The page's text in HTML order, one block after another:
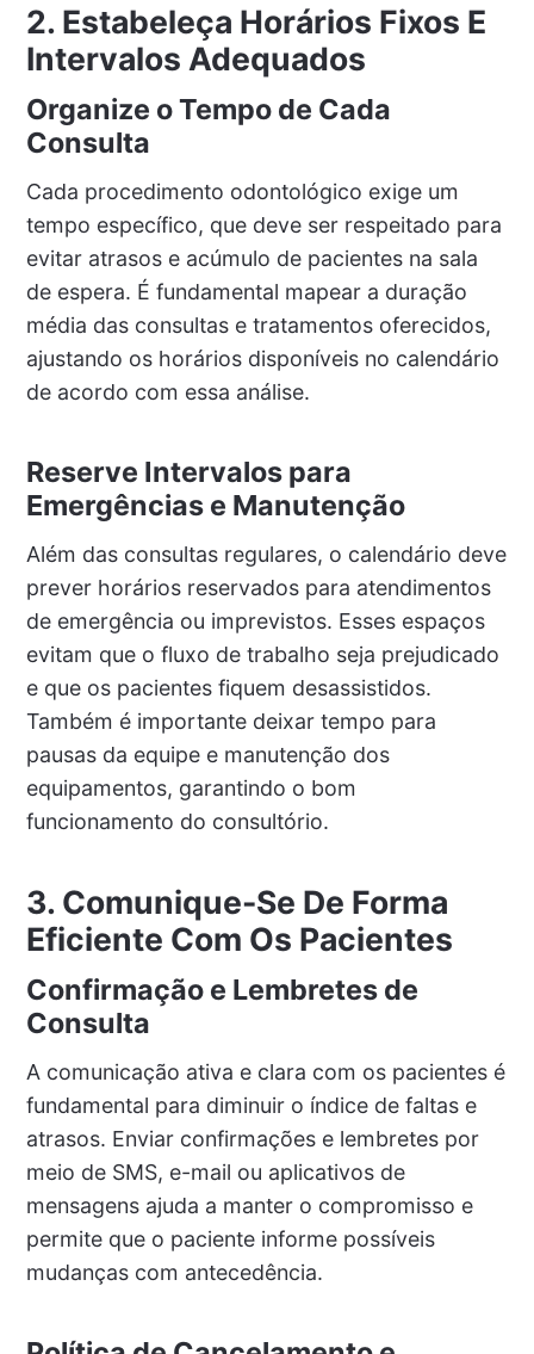
2. Estabeleça Horários Fixos E
Intervalos Adequados
Organize o Tempo de Cada
Consulta
Cada procedimento odontológico exige um
tempo específico, que deve ser respeitado para
evitar atrasos e acúmulo de pacientes na sala
de espera. É fundamental mapear a duração
média das consultas e tratamentos oferecidos,
ajustando os horários disponíveis no calendário
de acordo com essa análise.
Reserve Intervalos para
Emergências e Manutenção
Além das consultas regulares, o calendário deve
prever horários reservados para atendimentos
de emergência ou imprevistos. Esses espaços
evitam que o fluxo de trabalho seja prejudicado
e que os pacientes fiquem desassistidos.
Também é importante deixar tempo para
pausas da equipe e manutenção dos
equipamentos, garantindo o bom
funcionamento do consultório.
3. Comunique-Se De Forma
Eficiente Com Os Pacientes
Confirmação e Lembretes de
Consulta
A comunicação ativa e clara com os pacientes é
fundamental para diminuir o índice de faltas e
atrasos. Enviar confirmações e lembretes por
meio de SMS, e-mail ou aplicativos de
mensagens ajuda a manter o compromisso e
permite que o paciente informe possíveis
mudanças com antecedência.